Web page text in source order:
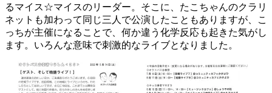
るマイス☆マイスのリーダー。そこに、たこちゃんのクラリ
ネットも加わって同じ三人で公演したこともありますが、こ
っちが主催になることで、何か違う化学反応も起きた気がし
ます。いろんな意味で刺激的なライブとなりました。